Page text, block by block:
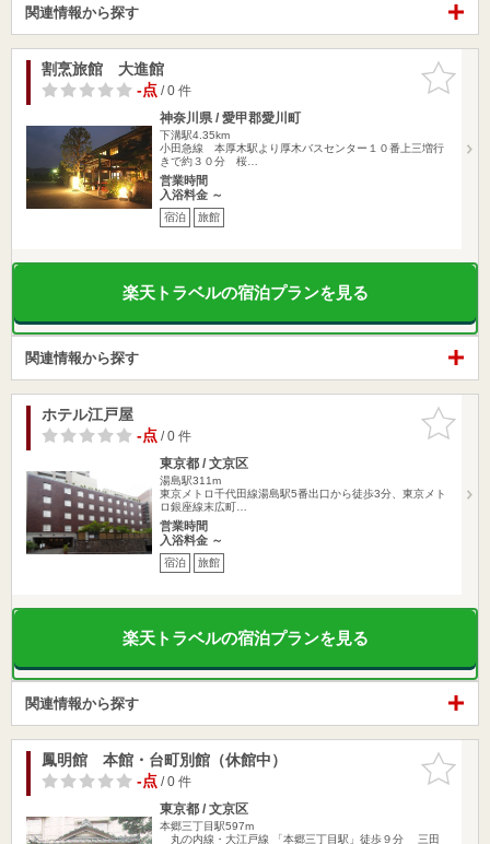
関連情報から探す
お気に入
りに追加
割烹旅館 大進館
-点/ 0 件
神奈川県 / 愛甲郡愛川町
下溝駅4.35km
小田急線 本厚木駅より厚木バスセンター１０番上三増行
きで約３０分 桜…
営業時間
入浴料金 ～
宿泊 旅館
楽天トラベルの宿泊プランを見る
関連情報から探す
お気に入
りに追加
ホテル江戸屋
-点/ 0 件
東京都 / 文京区
湯島駅311m
東京メトロ千代田線湯島駅5番出口から徒歩3分、東京メト
ロ銀座線末広町…
営業時間
入浴料金 ～
宿泊 旅館
楽天トラベルの宿泊プランを見る
関連情報から探す
お気に入
りに追加
鳳明館 本館・台町別館（休館中）
-点/ 0 件
東京都 / 文京区
本郷三丁目駅597m
丸の内線・大江戸線 「本郷三丁目駅」徒歩９分 三田